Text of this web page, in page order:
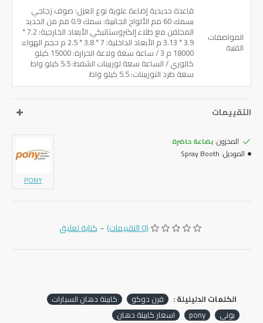
المواصفات
الفنية
قاعدة حديدية إضاءة علوية نوع العزل: صوف زجاجي
بسمك 60 مم الألواح الجانبية: سمك 0.9 مم من الحديد
المجلفن مع طلاء إلكتروستاتيكي الأبعاد الخارجية: 7.2 *
3.9 * 3.13 م الأبعاد الداخلية: 7 * 3.8 * 2.5 م حجم الهواء:
18000 م 3 / ساعة سعة ولاعة الحرارة: 15000 كيلو
كالوري / الساعة سعة توربينات الشفط: 5.5 كيلو واط
سعة طرد التوربينات: 5.5 كيلو واط
التقييمات
المخزون:بضاعة حاضرة
الموديل: Spray Booth
PONY
(0 التقييمات) - كتابة تعليق
الكلمات الدليليلة : فرن دوكو
كابينة دهان السيارات
بوني
pony
اسعار كابينة دهان